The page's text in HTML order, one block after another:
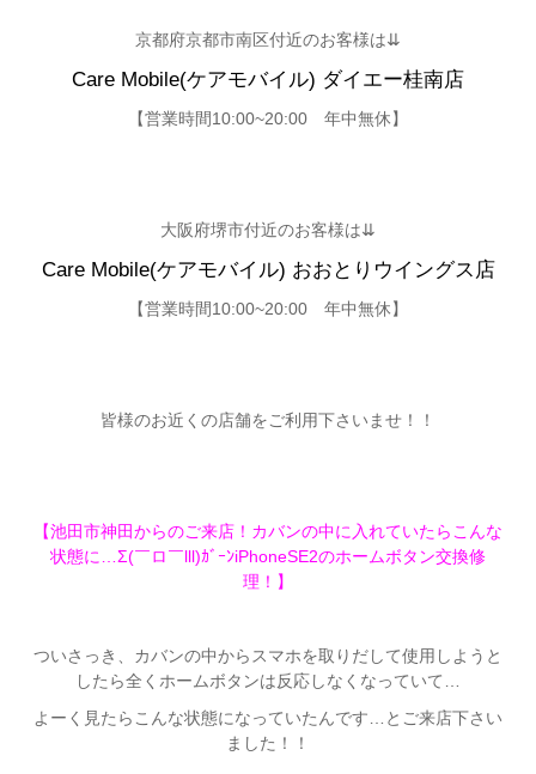
京都府京都市南区付近のお客様は⇊
Care Mobile(ケアモバイル) ダイエー桂南店
【営業時間10:00~20:00 年中無休】
大阪府堺市付近のお客様は⇊
Care Mobile(ケアモバイル) おおとりウイングス店
【営業時間10:00~20:00 年中無休】
皆様のお近くの店舗をご利用下さいませ！！
【池田市神田からのご来店！カバンの中に入れていたらこんな
状態に…Σ(￣ロ￣lll)ｶﾞｰﾝiPhoneSE2のホームボタン交換修
理！】
ついさっき、カバンの中からスマホを取りだして使用しようと
したら全くホームボタンは反応しなくなっていて…
よーく見たらこんな状態になっていたんです…とご来店下さい
ました！！